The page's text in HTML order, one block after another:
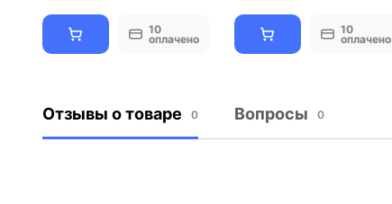
10
оплачено
10
оплачено
Отзывы о товаре 0 Вопросы 0